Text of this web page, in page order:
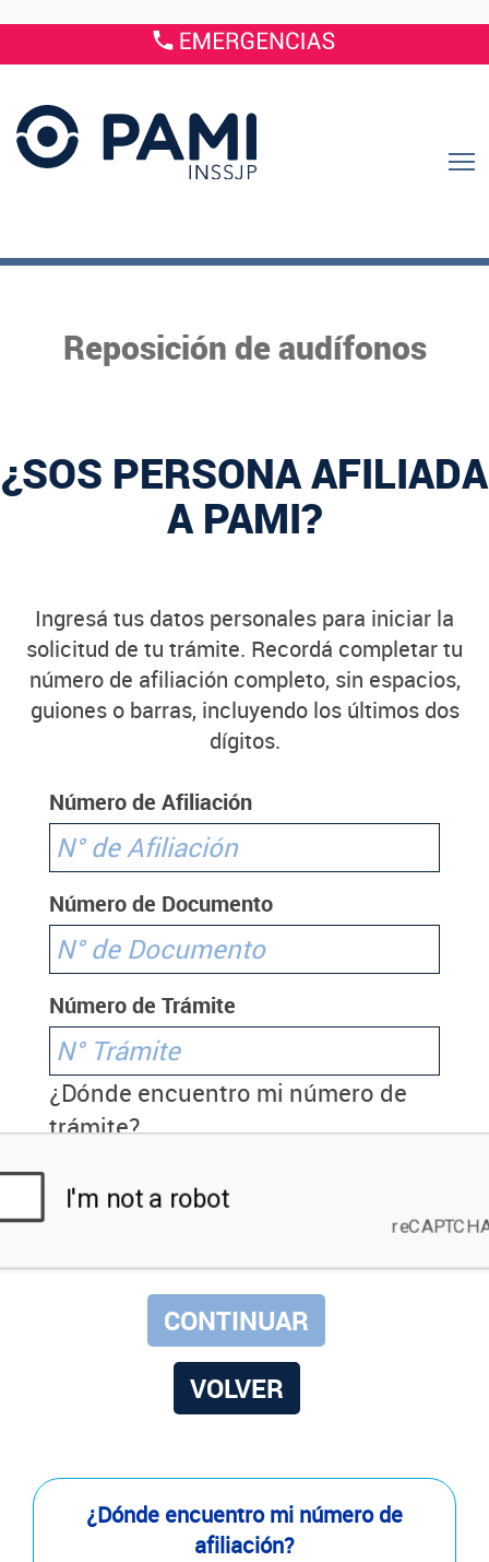
Reposición de audífonos
¿SOS PERSONA AFILIADA
A PAMI?
Ingresá tus datos personales para iniciar la
solicitud de tu trámite. Recordá completar tu
número de afiliación completo, sin espacios,
guiones o barras, incluyendo los últimos dos
dígitos.
Número de Afiliación
Número de Documento
Número de Trámite
¿Dónde encuentro mi número de
trámite?
VOLVER
¿Dónde encuentro mi número de
afiliación?